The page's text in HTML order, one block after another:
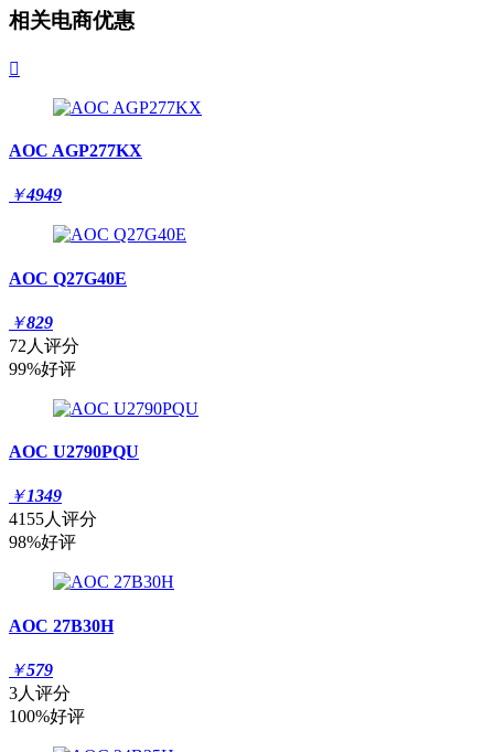
相关电商优惠

AOC AGP277KX
￥4949
AOC Q27G40E
￥829
72人评分
99%好评
AOC U2790PQU
￥1349
4155人评分
98%好评
AOC 27B30H
￥579
3人评分
100%好评